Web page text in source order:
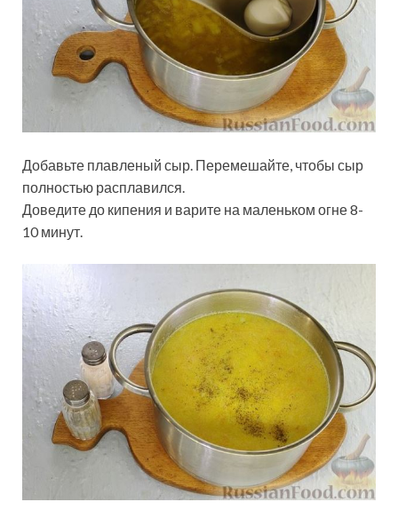
Добавьте плавленый сыр. Перемешайте, чтобы сыр
полностью расплавился.
Доведите до кипения и варите на маленьком огне 8-
10 минут.